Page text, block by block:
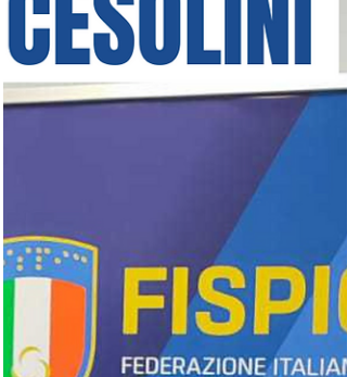
Lo sport vince.
Sempre